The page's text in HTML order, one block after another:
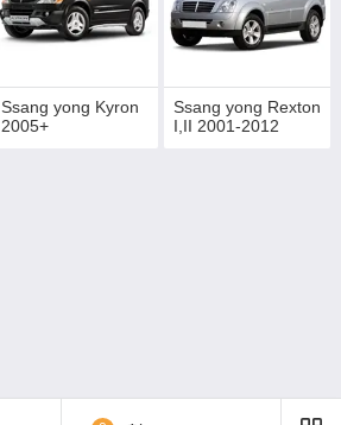
Ssang yong Kyron
2005+
Ssang yong Rexton
I,II 2001-2012